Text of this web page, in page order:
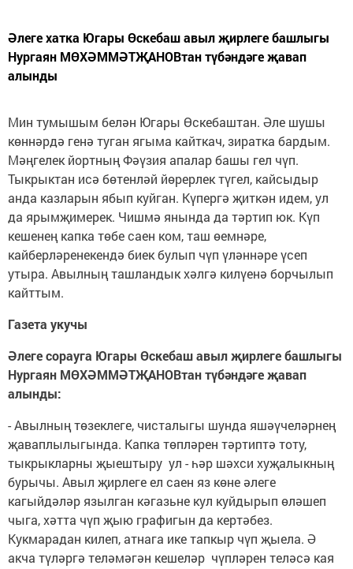
Әлеге хатка Югары Өскебаш авыл җирлеге башлыгы
Нургаян МӨХӘММӘТҖАНОВтан түбәндәге җавап
алынды
Мин тумышым белән Югары Өскебаштан. Әле шушы
көннәрдә генә туган ягыма кайткач, зиратка бардым.
Мәңгелек йортның Фәүзия апалар башы гел чүп.
Тыкрыктан исә бөтенләй йөрерлек түгел, кайсыдыр
анда казларын ябып куйган. Күпергә җиткән идем, ул
да ярымҗимерек. Чишмә янында да тәртип юк. Күп
кешенең капка төбе саен ком, таш өемнәре,
кайберләренекендә биек булып чүп үләннәре үсеп
утыра. Авылның ташландык хәлгә килүенә борчылып
кайттым.
Газета укучы
Әлеге сорауга Югары Өскебаш авыл җирлеге башлыгы
Нургаян МӨХӘММӘТҖАНОВтан түбәндәге җавап
алынды:
- Авылның төзеклеге, чисталыгы шунда яшәүчеләрнең
җаваплылыгында. Капка төпләрен тәртиптә тоту,
тыкрыкларны җыештыру ул - һәр шәхси хуҗалыкның
бурычы. Авыл җирлеге ел саен яз көне әлеге
кагыйдәләр язылган кәгазьне кул куйдырып өләшеп
чыга, хәтта чүп җыю графигын да кертәбез.
Кукмарадан килеп, атнага ике тапкыр чүп җыела. Ә
акча түләргә теләмәгән кешеләр чүпләрен теләсә кая